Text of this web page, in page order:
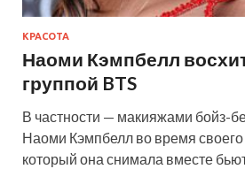
КРАСОТА
Наоми Кэмпбелл
группой BTS
В частности — макияжами бойз-
Наоми Кэмпбелл во время
который она снимала вместе